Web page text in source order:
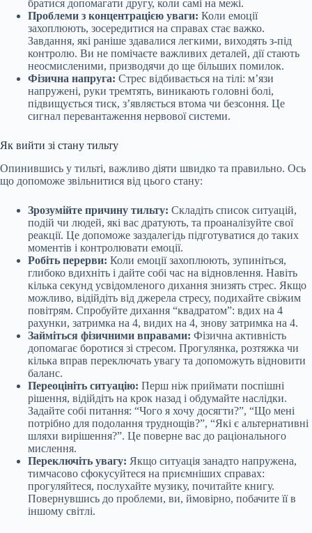
братися допомагати другу, коли самі на межі.
Проблеми з концентрацією уваги: Коли емоції
захоплюють, зосередитися на справах стає важко.
Завдання, які раніше здавалися легкими, виходять з-під
контролю. Ви не помічаєте важливих деталей, дії стають
неосмисленими, призводячи до ще більших помилок.
Фізична напруга: Стрес відбивається на тілі: м’язи
напружені, руки тремтять, виникають головні болі,
підвищується тиск, з’являється втома чи безсоння. Це
сигнал перевантаження нервової системи.
Як вийти зі стану тильту
Опинившись у тильті, важливо діяти швидко та правильно. Ось
що допоможе звільнитися від цього стану:
Зрозумійте причину тильту: Складіть список ситуацій,
подій чи людей, які вас дратують, та проаналізуйте свої
реакції. Це допоможе заздалегідь підготуватися до таких
моментів і контролювати емоції.
Робіть перерви: Коли емоції захоплюють, зупиніться,
глибоко вдихніть і дайте собі час на відновлення. Навіть
кілька секунд усвідомленого дихання знизять стрес. Якщо
можливо, відійдіть від джерела стресу, подихайте свіжим
повітрям. Спробуйте дихання “квадратом”: вдих на 4
рахунки, затримка на 4, видих на 4, знову затримка на 4.
Займіться фізичними вправами: Фізична активність
допомагає боротися зі стресом. Прогулянка, розтяжка чи
кілька вправ переключать увагу та допоможуть відновити
баланс.
Переоцініть ситуацію: Перш ніж приймати поспішні
рішення, відійдіть на крок назад і обдумайте наслідки.
Задайте собі питання: “Чого я хочу досягти?”, “Що мені
потрібно для подолання труднощів?”, “Які є альтернативні
шляхи вирішення?”. Це поверне вас до раціонального
мислення.
Переключіть увагу: Якщо ситуація занадто напружена,
тимчасово сфокусуйтеся на приємніших справах:
прогуляйтеся, послухайте музику, почитайте книгу.
Повернувшись до проблеми, ви, ймовірно, побачите її в
іншому світлі.